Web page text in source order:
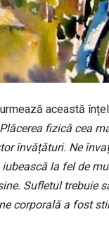
această
Plăcerea fizică cea
învățături. Ne
la fel de
Sufletul trebuie
corporală a fost